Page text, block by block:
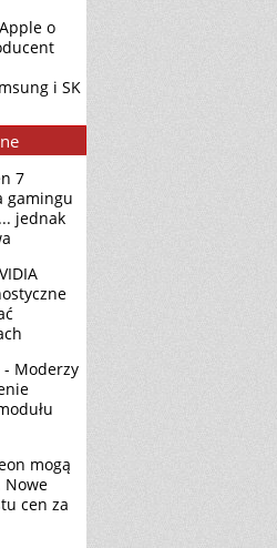
o
i SK
7
gamingu
jednak
- Moderzy
mogą
Nowe
cen za